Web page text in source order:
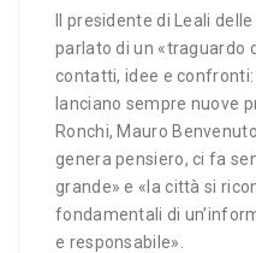
Il presidente di Leali
parlato di un «traguardo
contatti, idee e
lanciano sempre nuove
Ronchi, Mauro
genera pensiero, ci fa
grande» e «la città si
fondamentali di
e responsabile».